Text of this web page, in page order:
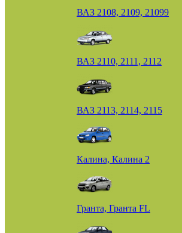
ВАЗ 2108, 2109, 21099
ВАЗ 2110, 2111, 2112
ВАЗ 2113, 2114, 2115
Калина, Калина 2
Гранта, Гранта FL